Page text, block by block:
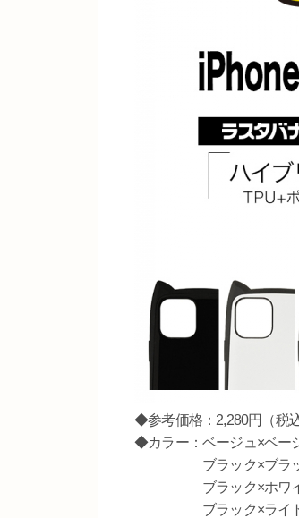
◆参考価格：2,280円（税込
◆カラー：ベージュ×ベー
ブラック×ブラ
ブラック×ホワイ
ブラック×ライト